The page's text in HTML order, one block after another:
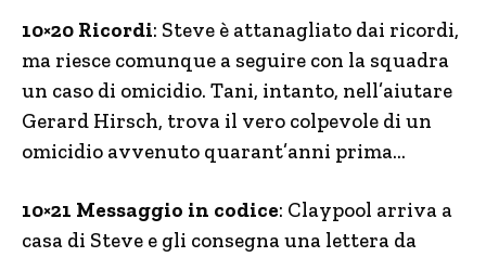
10×20 Ricordi: Steve è attanagliato dai ricordi,
ma riesce comunque a seguire con la squadra
un caso di omicidio. Tani, intanto, nell’aiutare
Gerard Hirsch, trova il vero colpevole di un
omicidio avvenuto quarant’anni prima…
10×21 Messaggio in codice: Claypool arriva a
casa di Steve e gli consegna una lettera da